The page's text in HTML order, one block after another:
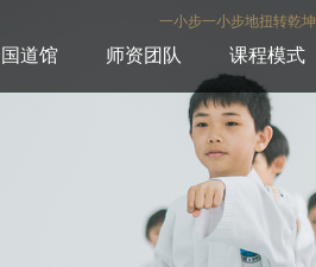
一小步一小步地扭转乾坤
道馆 师资团队 课程模式